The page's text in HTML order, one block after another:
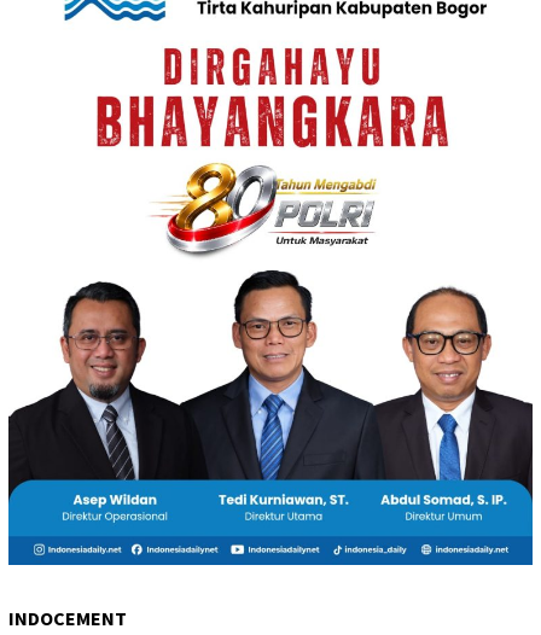
INDOCEMENT